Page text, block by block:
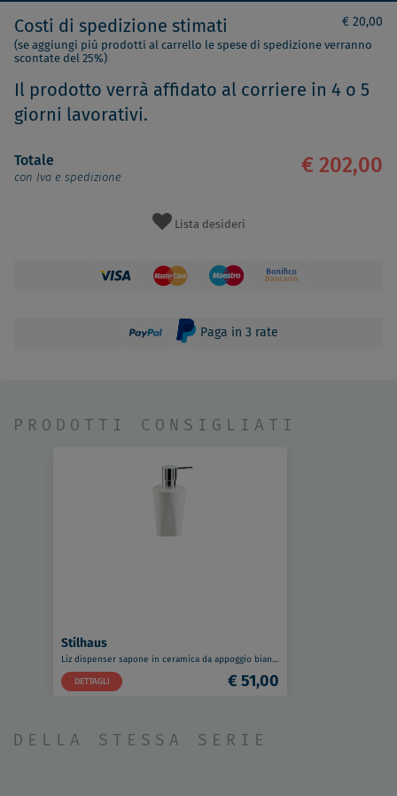
Costi di spedizione stimati € 20,00
(se aggiungi più prodotti al carrello le spese di spedizione verranno
scontate del 25%)
Il prodotto verrà affidato al corriere in 4 o 5
giorni lavorativi.
Totale
con Iva e spedizione
€ 202,00
Lista desideri
Paga in 3 rate
PRODOTTI CONSIGLIATI
Stilhaus
Liz dispenser sapone in ceramica da appoggio bianco codice prod: 000LZ30AP
DETTAGLI
€ 51,00
DELLA STESSA SERIE